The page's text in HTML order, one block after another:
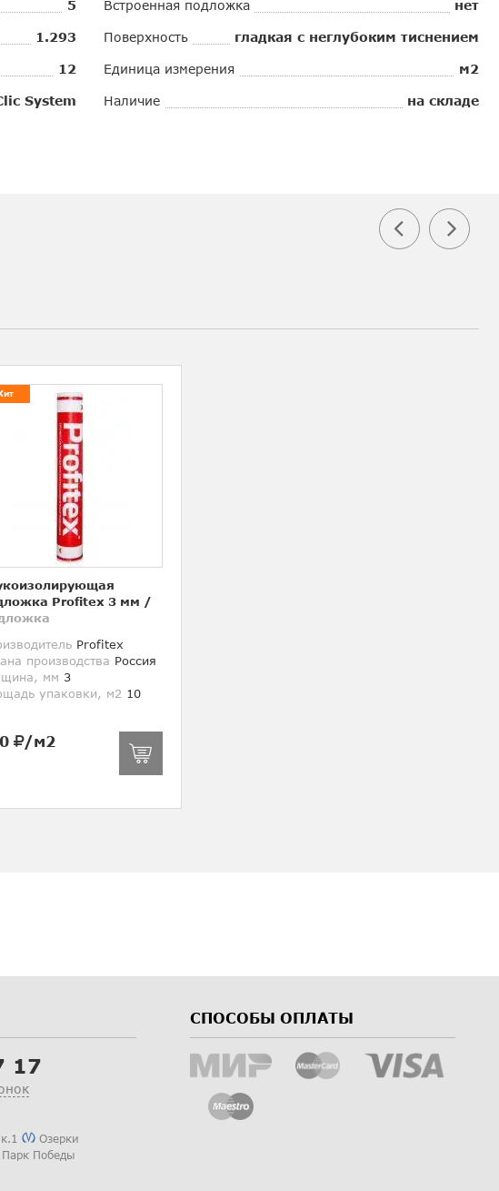
5
1.293
12
System
Встроенная подложка нет
Поверхность гладкая с неглубоким тиснением
Единица измерения м2
Наличие на складе
Profitex 3 мм /
Profitex
производства Россия
мм 3
упаковки, м2 10
/м2
17
Озерки
Парк Победы
СПОСОБЫ ОПЛАТЫ